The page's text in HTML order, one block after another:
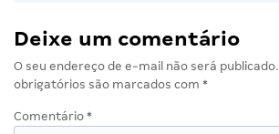
Deixe um comentário
O seu endereço de e-mail não será publicado.
obrigatórios são marcados com *
Comentário *